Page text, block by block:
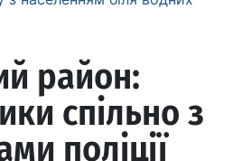
район:
спільно з
поліції